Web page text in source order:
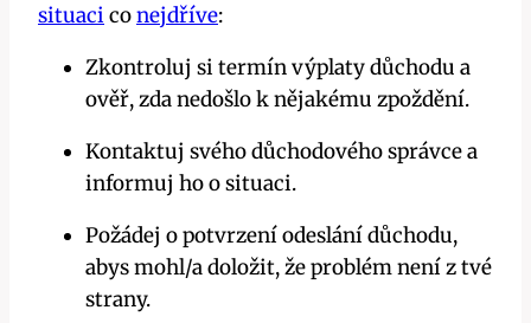
situaci conejdříve:
Zkontroluj ‌si termín výplaty důchodu a‍
ověř, zda nedošlo k nějakému zpoždění.
Kontaktuj svého důchodového správce ⁣a ​
informuj ho o situaci.
Požádej o potvrzení odeslání důchodu,
abys mohl/a doložit, že problém není z tvé
strany.